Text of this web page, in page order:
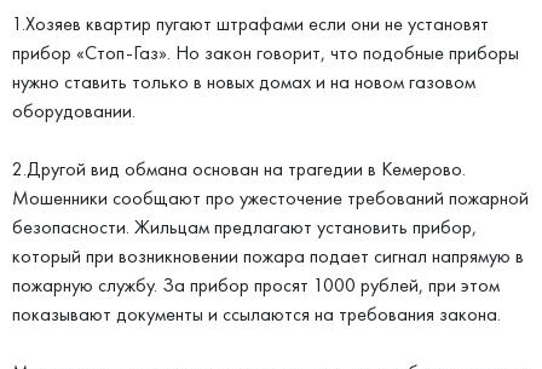
1.Хозяев квартир пугают штрафами если они не установят
прибор «Стоп-Газ». Но закон говорит, что подобные приборы
нужно ставить только в новых домах и на новом газовом
оборудовании.
2.Другой вид обмана основан на трагедии в Кемерово.
Мошенники сообщают про ужесточение требований пожарной
безопасности. Жильцам предлагают установить прибор,
который при возникновении пожара подает сигнал напрямую в
пожарную службу. За прибор просят 1000 рублей, при этом
показывают документы и ссылаются на требования закона.